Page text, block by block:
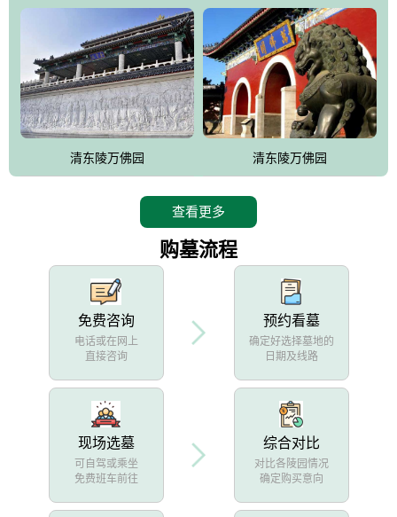
用全仿古式建筑，寻求与世界文化遗产地清东陵的和谐统一，在园
区建设中寻求陵园建设与景区建设的有机融合，充分发挥独一无二
的地形优势，打造现代艺术园林，建设旅游景观、寺庙、酒店等综
合服务设施，服务于陵园经营，使企业的多元化经营项目相互依
托、相互促进，园区绿化覆盖率达90%。
设计建造各种墓地墓位3万个；主体建筑金宝塔，墓位容量8万个，
能适应不同消费阶层的需求，为客户提供墓碑设计制作服务、特色
清东陵万佛园 清东陵万佛园
查看更多
购墓流程
免费咨询
电话或在网上
直接咨询
预约看墓
确定好选择墓地的
日期及线路
现场选墓
可自驾或乘坐
免费班车前往
综合对比
对比各陵园情况
确定购买意向